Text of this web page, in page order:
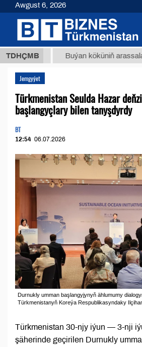
TDHÇMBBuýan köküniň
Jemgyýet
Türkmenistan Seulda Hazar
başlangyçlary bilen tanyşdyrdy
BT
12:54 06.07.2026
Durnukly umman başlangyjynyň ählumumy
Türkmenistanyň Koreýa Respublikasyndaky
Türkmenistan 30-njy iýun — 3-nji
şäherinde geçirilen Durnukly
Awgust 6, 2026